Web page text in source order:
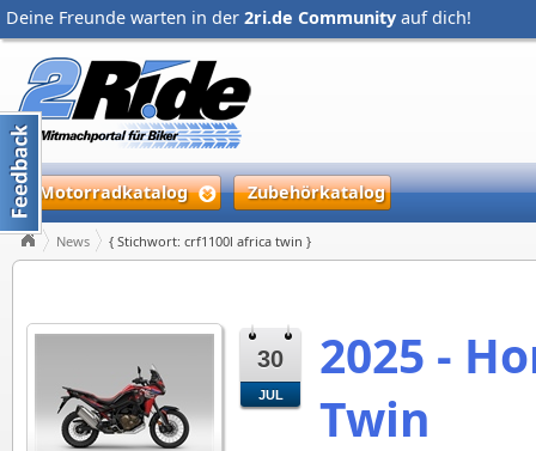
Deine Freunde warten in der 2ri.de Community auf dich!
Motorradkatalog Zubehörkatalog
News { Stichwort: crf1100l africa twin }
30
JUL
2025 -
Twin